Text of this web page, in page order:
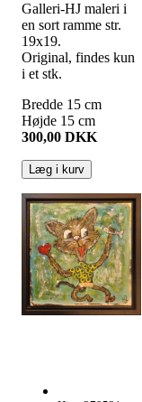
Galleri-HJ maleri i
en sort ramme str.
19x19.
Original, findes kun
i et stk.
Bredde 15 cm
Højde 15 cm
300,00 DKK
Læg i kurv